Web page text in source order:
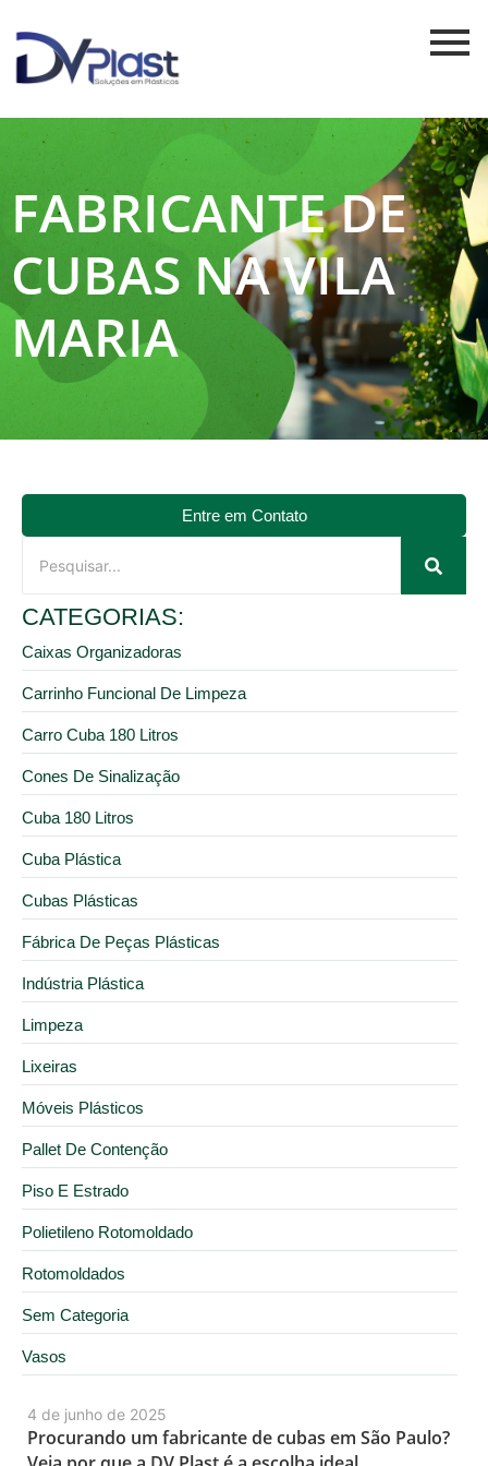
FABRICANTE DE
CUBAS NA VILA
MARIA
4 de junho de 2025
Procurando um fabricante de cubas em São Paulo?
Entre em Contato
CATEGORIAS:
Caixas Organizadoras
Carrinho Funcional De Limpeza
Carro Cuba 180 Litros
Cones De Sinalização
Cuba 180 Litros
Cuba Plástica
Cubas Plásticas
Fábrica De Peças Plásticas
Indústria Plástica
Limpeza
Lixeiras
Móveis Plásticos
Pallet De Contenção
Piso E Estrado
Polietileno Rotomoldado
Rotomoldados
Sem Categoria
Vasos